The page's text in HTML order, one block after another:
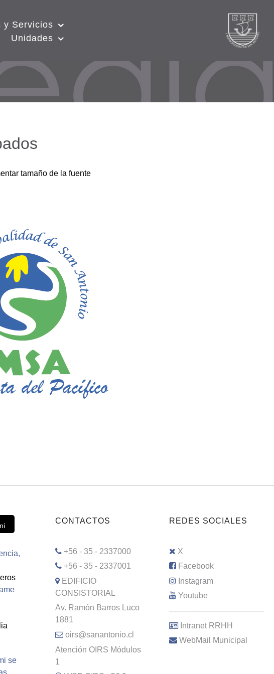
y Servicios
Unidades
tamaño de la fuente
se
CONTACTOS
+56 - 35 - 2337000
+56 - 35 - 2337001
EDIFICIO
CONSISTORIAL
Av. Ramón Barros Luco
1881
oirs@sanantonio.cl
Atención OIRS Módulos
1
REDES SOCIALES
X
Facebook
Instagram
Youtube
–––––––––––––––––––––
Intranet RRHH
WebMail Municipal